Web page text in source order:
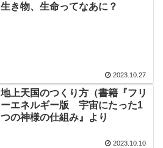
生き物、生命ってなあに？
2023.10.27
地上天国のつくり方（書籍『フリ
ーエネルギー版 宇宙にたった1
つの神様の仕組み』より
2023.10.10